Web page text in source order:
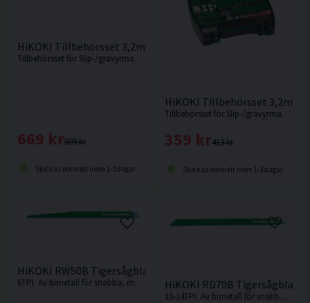
HiKOKI Tillbehörsset 3,2mm 389 delar
Tillbehörsset för Slip-/gravyrmaskiner, 389delar
809 kr
669 kr
Skickas normalt inom 1-3 dagar
HiKOKI Tillbehörsset 3,2mm
Tillbehörsset för Slip-/gravyrmaskiner, 220 delar
413 kr
359 kr
Skickas normalt inom 1-3 dagar
HiKOKI RW50B Tigersågblad Universal 305mm 5-pack
6TPI. Av bimetall för snabba, medelgrova till grova snitt i t.ex. hårt och mjukt trä, aluminium, plast och legeringar. HiKOKI RD70B Tigersågblad
10-14TPI. Av bimetall för snabba, medelgrova till grova snitt i t.ex. hårt och mjukt trä, aluminium, plast och legeringar.